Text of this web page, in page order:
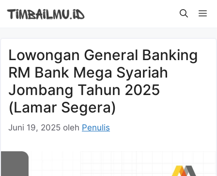
Lowongan General Banking
RM Bank Mega Syariah
Jombang Tahun 2025
(Lamar Segera)
Juni 19, 2025 oleh Penulis